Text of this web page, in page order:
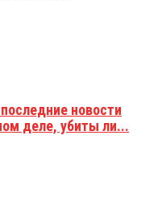
новости
деле, убиты ли...